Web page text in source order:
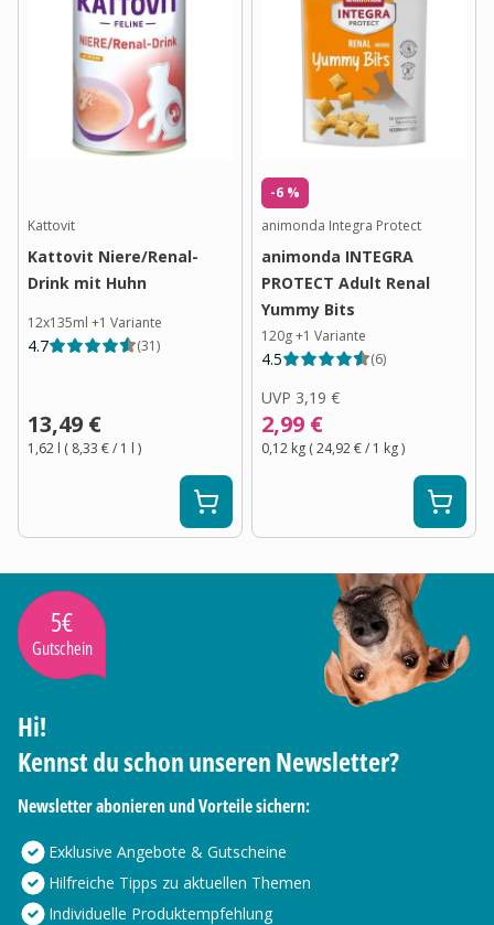
Kattovit
Kattovit Niere/Renal-
Drink mit Huhn
12x135ml +1 Variante
4.7 (31)
13,49 €
1,62 l ( 8,33 €/ 1 l )
-6 %
animonda Integra Protect
animonda INTEGRA
PROTECT Adult Renal
Yummy Bits
120g+1 Variante
4.5 (6)
UVP 3,19 €
2,99 €
0,12 kg (24,92 €/ 1 kg)
5€
Gutschein
Hi!
Kennst du schon unseren Newsletter?
Newsletter abonieren und Vorteile sichern:
Exklusive Angebote & Gutscheine
Hilfreiche Tipps zu aktuellen Themen
Individuelle Produktempfehlung